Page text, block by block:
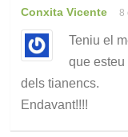
Conxita Vicente 8
Teniu el
que esteu
dels tianencs.
Endavant!!!!